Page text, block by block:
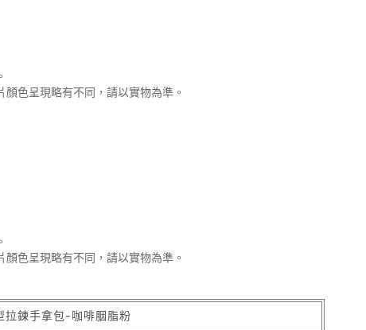
色呈現略有不同，請以實物為準。
色呈現略有不同，請以實物為準。
拉鍊手拿包-咖啡胭脂粉